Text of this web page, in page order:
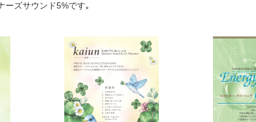
ーズサウンド5%です｡